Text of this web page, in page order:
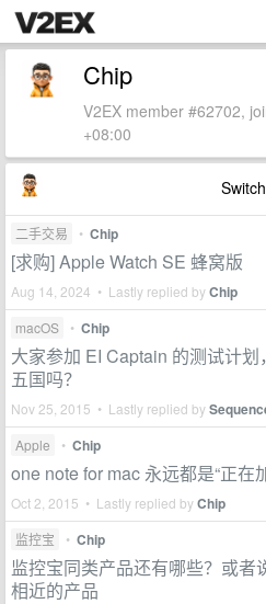
Chip
V2EX member #62702,
+08:00
二手交易 • Chip
[求购] Apple Watch SE 蜂窝版
Aug 14, 2024 • Lastly replied byChip
macOS • Chip
大家参加 EI Captain 的测试计
五国吗？
Nov 25, 2015 • Lastly replied by
Apple • Chip
one note for mac 永远都是“正在
Oct 2, 2015 • Lastly replied byChip
监控宝 • Chip
监控宝同类产品还有哪些？或者
相近的产品